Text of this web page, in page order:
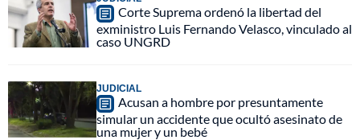
Corte Suprema ordenó la libertad del
exministro Luis Fernando Velasco, vinculado al
caso UNGRD
JUDICIAL
Acusan a hombre por presuntamente
simular un accidente que ocultó asesinato de
una mujer y un bebé